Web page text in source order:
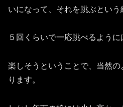
いになって、それを跳ぶという
５回くらいで一応跳べるように
楽しそうということで、当然
ります。